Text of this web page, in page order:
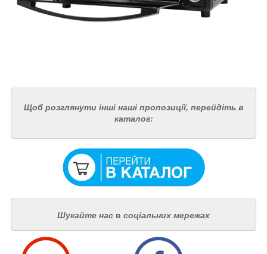
Щоб розглянути інші наші пропозиції, перейдіть в
каталог:
Шукайте нас в соціальних мережах